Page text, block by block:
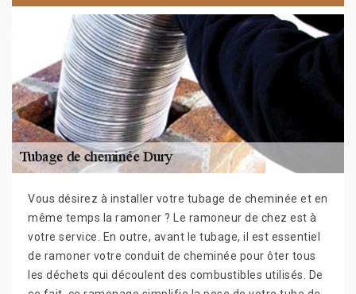
Vous désirez à installer votre tubage de cheminée et en
même temps la ramoner ? Le ramoneur de chez est à
votre service. En outre, avant le tubage, il est essentiel
de ramoner votre conduit de cheminée pour ôter tous
les déchets qui découlent des combustibles utilisés. De